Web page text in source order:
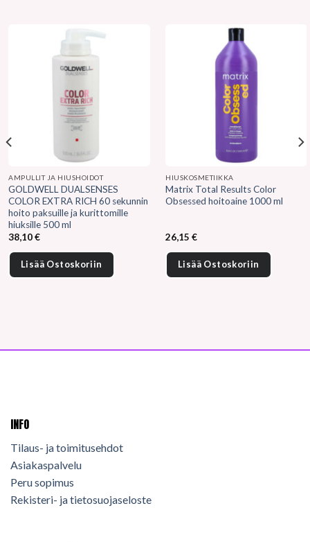
AMPULLIT JA HIUSHOIDOT
GOLDWELL DUALSENSES
COLOR EXTRA RICH 60 sekunnin
hoito paksuille ja kurittomille
hiuksille 500 ml
38,10€
Lisää Ostoskoriin
HIUSKOSMETIIKKA
Matrix Total Results Color
Obsessed hoitoaine 1000 ml
26,15€
Lisää Ostoskoriin
INFO
Tilaus- ja toimitusehdot
Asiakaspalvelu
Peru sopimus
Rekisteri- ja tietosuojaseloste